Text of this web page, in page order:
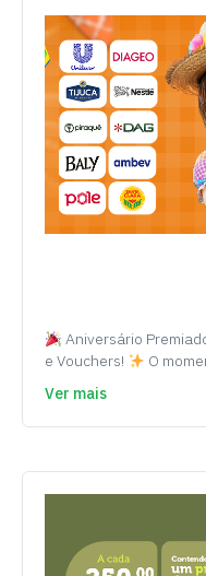
Aniversário
e Vouchers!
O
Ver mais